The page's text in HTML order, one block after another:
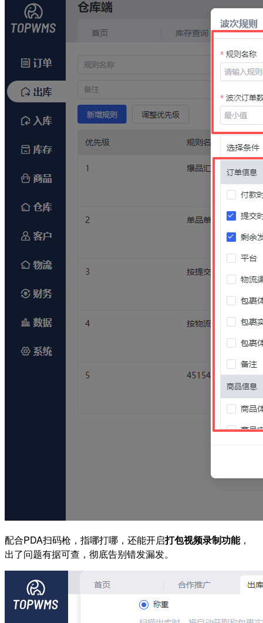
配合PDA扫码枪，指哪打哪，还能开启打包视频录制功能，
出了问题有据可查，彻底告别错发漏发。